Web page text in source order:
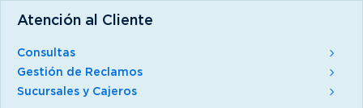
Atención al Cliente
Consultas
Gestión de Reclamos
Sucursales y Cajeros